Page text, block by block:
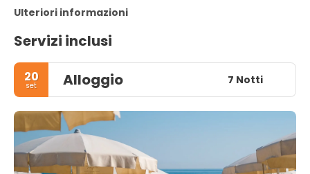
Ulteriori informazioni
Servizi inclusi
20
set Alloggio 7 Notti